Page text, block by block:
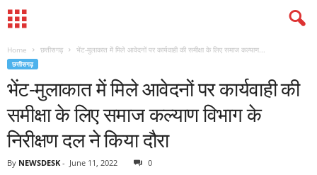
Home छत्तीसगढ़ भेंट-मुलाकात में मिले आवेदनों पर कार्यवाही की समीक्षा के लिए समाज कल्याण...
छत्तीसगढ़
भेंट-मुलाकात में मिले आवेदनों पर कार्यवाही की
समीक्षा के लिए समाज कल्याण विभाग के
निरीक्षण दल ने किया दौरा
By NEWSDESK - June 11, 2022 0